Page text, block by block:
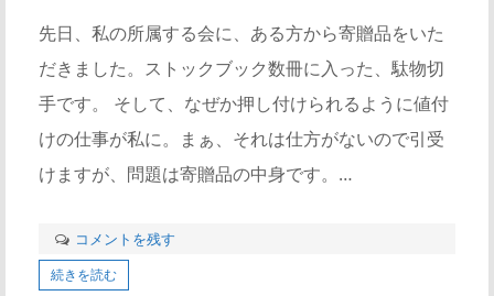
先日、私の所属する会に、ある方から寄贈品をいた
だきました。ストックブック数冊に入った、駄物切
手です。 そして、なぜか押し付けられるように値付
けの仕事が私に。まぁ、それは仕方がないので引受
けますが、問題は寄贈品の中身です。…
コメントを残す
続きを読む